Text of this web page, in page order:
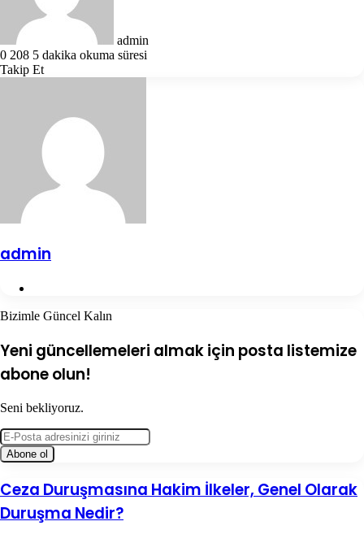
admin
0 208 5 dakika okuma süresi
Takip Et
admin
Bizimle Güncel Kalın
Yeni güncellemeleri almak için posta listemize
abone olun!
Seni bekliyoruz.
E-
Posta
adresinizi
Ceza
Duruşmasına
Hakim
Ceza Duruşmasına Hakim İlkeler, Genel Olarak
Duruşma Nedir?